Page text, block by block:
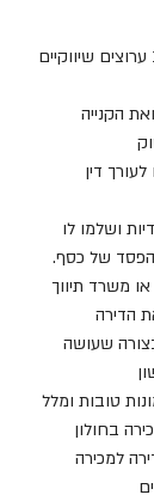
1. פרסמו את הנכס בלפחות 10 ערוצים שיווקיים
הקנייה
דין
ושלמו לו
של כסף.
או משרד תיווך
הדירה
שעושה
טובות ומלל
בחולון
למכירה